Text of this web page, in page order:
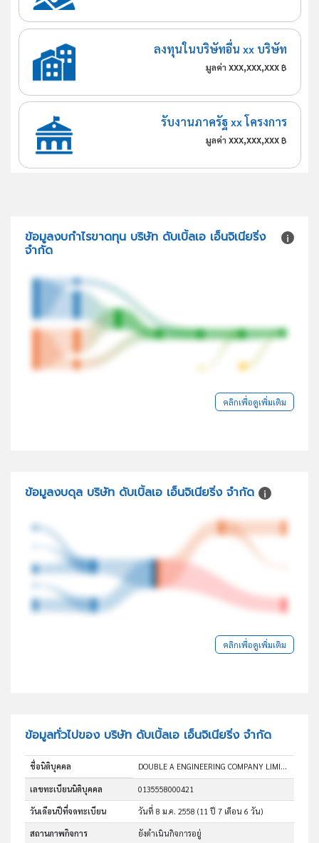
ลงทุนในบริษัทอื่น xx บริษัท
มูลค่า xxx,xxx,xxx ฿
รับงานภาครัฐ xx โครงการ
มูลค่า xxx,xxx,xxx ฿
ข้อมูลงบกำไรขาดทุน บริษัท ดับเบิ้ลเอ เอ็นจิเนียริ่ง
จำกัด
คลิกเพื่อดูเพิ่มเติม
ข้อมูลงบดุล บริษัท ดับเบิ้ลเอ เอ็นจิเนียริ่ง จำกัด
คลิกเพื่อดูเพิ่มเติม
ข้อมูลทั่วไปของ บริษัท ดับเบิ้ลเอ เอ็นจิเนียริ่ง จำกัด
ชื่อนิติบุคคล DOUBLE A ENGINEERING COMPANY LIMITED
เลขทะเบียนนิติบุคคล 0135558000421
วันเดือนปีที่จดทะเบียน วันที่ 8 ม.ค. 2558(11 ปี 7 เดือน 6 วัน)
สถานภาพกิจการ ยังดำเนินกิจการอยู่